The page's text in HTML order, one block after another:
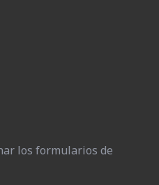
los formularios de